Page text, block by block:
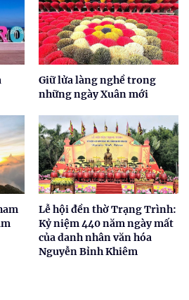
Giữ lửa làng nghề trong
những ngày Xuân mới
Lễ hội đền thờ Trạng Trình:
Kỷ niệm 440 năm ngày mất
của danh nhân văn hóa
Nguyễn Bỉnh Khiêm